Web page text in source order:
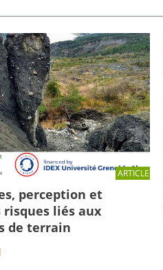
ARTICLE
perception et
risques liés aux
de terrain